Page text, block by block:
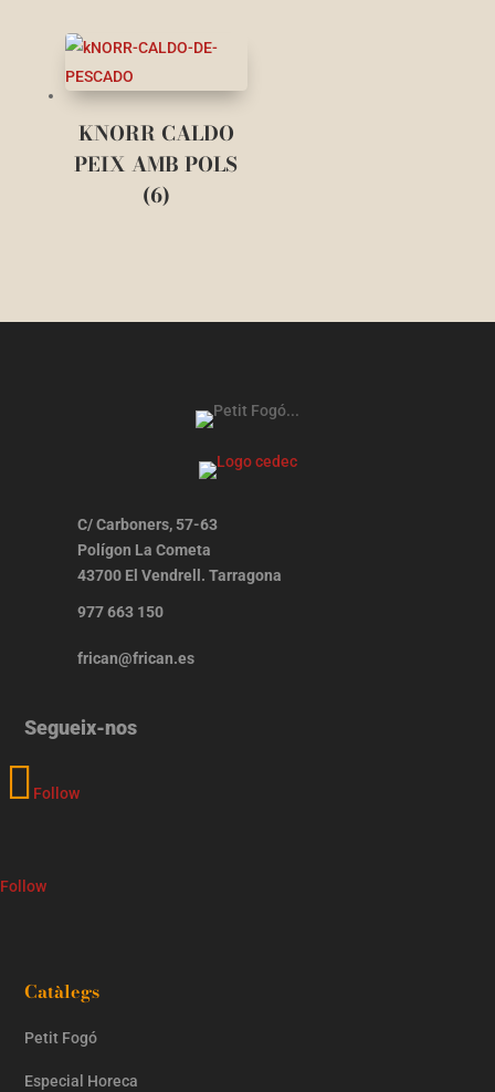
KNORR CALDO
PEIX AMB POLS
(6)
C/ Carboners, 57-63
Polígon La Cometa
43700 El Vendrell. Tarragona
977 663 150
frican@frican.es
Segueix-nos
Follow
Follow
Catàlegs
Petit Fogó
Especial Horeca